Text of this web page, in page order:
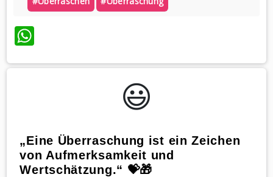
WhatsApp
😃️
„Eine Überraschung ist ein Zeichen
von Aufmerksamkeit und
Wertschätzung.“ 💝🎁